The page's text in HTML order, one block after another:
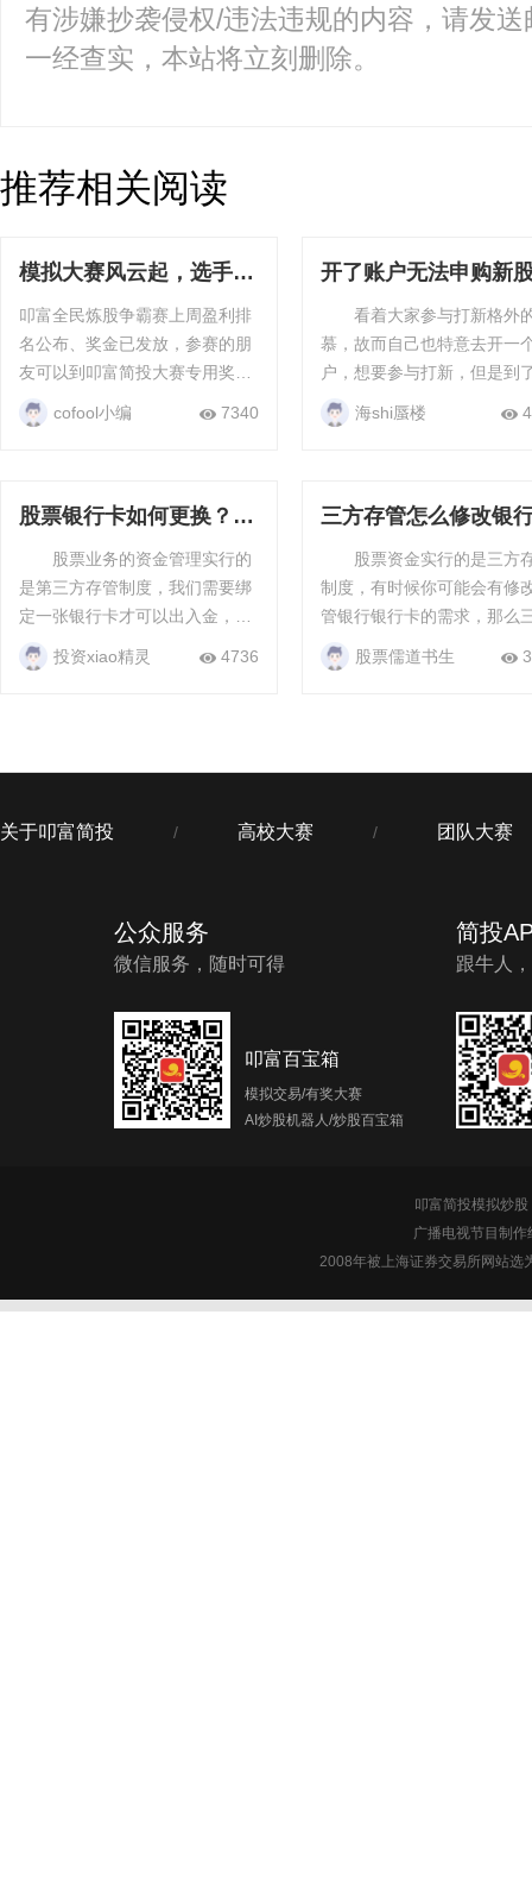
有涉嫌抄袭侵权/违法违规的内容，请发
一经查实，本站将立刻删除。
推荐相关阅读
模拟大赛风云起，选手凭
借27.44%周收益率遥遥
领先
叩富全民炼股争霸赛上周盈利排
名公布、奖金已发放，参赛的朋
友可以到叩富简投大赛专用奖金
钱包查看，只要满10元就能直接
提现，每周每月都有现金奖励。
cofool小编 7340
开了账户无法申购新
怎么回事？新股申购
看着大家参与打新格外
慕，故而自己也特意去开一
户，想要参与打新，但是到
正打新的时候，被提示不能
新股，这是为什么呢? 开了
海shi蜃楼
股票银行卡如何更换？股
票银行卡更换流程
股票业务的资金管理实行的
是第三方存管制度，我们需要绑
定一张银行卡才可以出入金，有
的投资者可能有更换股票账户所
绑定的银行卡的需求，那么股票
投资xiao精灵 4736
三方存管怎么修改银
卡？第三方存管的概
股票资金实行的是三方
制度，有时候你可能会有修
管银行银行卡的需求，那么
存管怎么修改银行卡呢? 三
方存管怎么修改银行卡?
股票儒道书生
关于叩富简投 / 高校大赛 / 团队大赛
公众服务
微信服务，随时可得
叩富百宝箱
模拟交易/有奖大赛
AI炒股机器人/炒股百宝箱
简投
跟牛人
叩富简投模拟炒
广播电视节目制
2008年被上海证券交易所网站选